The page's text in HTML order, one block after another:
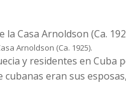
Arnoldson (Ca. 1925).
y residentes en Cuba
eran sus